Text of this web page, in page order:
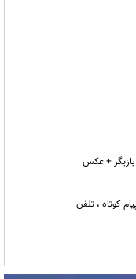
+ عکس
کوتاه ، تلفن